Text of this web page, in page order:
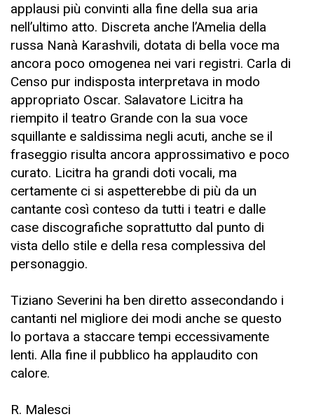
applausi più convinti alla fine della sua aria
nell’ultimo atto. Discreta anche l’Amelia della
russa Nanà Karashvili, dotata di bella voce ma
ancora poco omogenea nei vari registri. Carla di
Censo pur indisposta interpretava in modo
appropriato Oscar. Salavatore Licitra ha
riempito il teatro Grande con la sua voce
squillante e saldissima negli acuti, anche se il
fraseggio risulta ancora approssimativo e poco
curato. Licitra ha grandi doti vocali, ma
certamente ci si aspetterebbe di più da un
cantante così conteso da tutti i teatri e dalle
case discografiche soprattutto dal punto di
vista dello stile e della resa complessiva del
personaggio.
Tiziano Severini ha ben diretto assecondando i
cantanti nel migliore dei modi anche se questo
lo portava a staccare tempi eccessivamente
lenti. Alla fine il pubblico ha applaudito con
calore.
R. Malesci